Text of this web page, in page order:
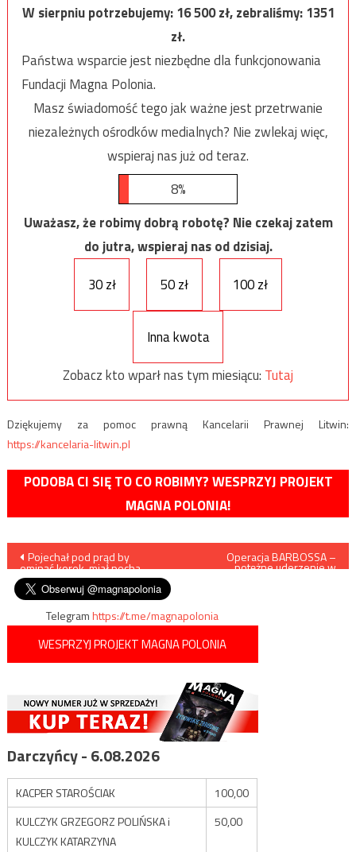
W sierpniu potrzebujemy:16 500zł, zebraliśmy:1351
zł.
Państwa wsparcie jest niezbędne dla funkcjonowania
Fundacji Magna Polonia.
Masz świadomość tego jak ważne jest przetrwanie
niezależnych ośrodków medialnych? Nie zwlekaj więc,
wspieraj nas już od teraz.
8%
Uważasz, że robimy dobrą robotę? Nie czekaj zatem
do jutra, wspieraj nas od dzisiaj.
30 zł
50 zł 100 zł
Inna kwota
Zobacz kto wparł nas tym miesiącu: Tutaj
Dziękujemy za pomoc prawną Kancelarii Prawnej Litwin:
https://kancelaria-litwin.pl
PODOBA CI SIĘ TO CO ROBIMY? WESPRZYJ PROJEKT
MAGNA POLONIA!
Nawigacja
wpisu
Pojechał pod prąd by
ominąć korek, miał pecha…
Operacja BARBOSSA –
potężne uderzenie w
Telegramhttps://t.me/magnapolonia
WESPRZYJ PROJEKT MAGNA POLONIA
Darczyńcy - 6.08.2026
KACPER STAROŚCIAK
100,00
KULCZYK GRZEGORZ POLIŃSKA i
KULCZYK KATARZYNA
50,00